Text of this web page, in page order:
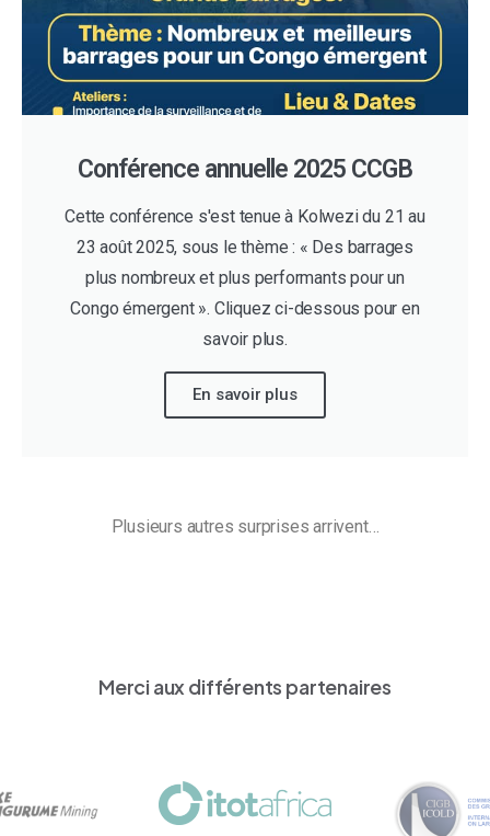
Conférence annuelle 2025 CCGB
Cette conférence s'est tenue à Kolwezi du 21 au
23 août 2025, sous le thème : « Des barrages
plus nombreux et plus performants pour un
Congo émergent ». Cliquez ci-dessous pour en
savoir plus.
En savoir plus
Plusieurs autres surprises arrivent…
Merci aux différents partenaires